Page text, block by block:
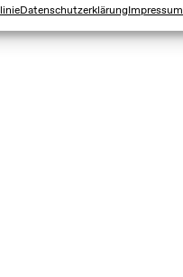
DatenschutzerklärungImpressum